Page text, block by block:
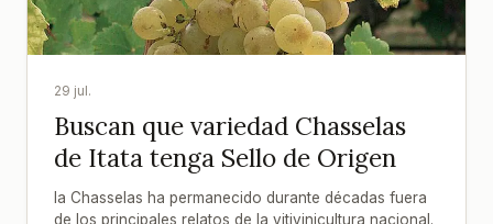
29 jul.
Buscan que variedad Chasselas
de Itata tenga Sello de Origen
la Chasselas ha permanecido durante décadas fuera
de los principales relatos de la vitivinicultura nacional.